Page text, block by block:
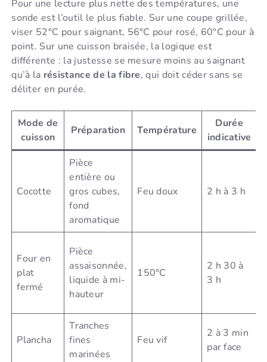
Pour une lecture plus nette des températures, une
sonde est l’outil le plus fiable. Sur une coupe grillée,
viser 52°C pour saignant, 56°C pour rosé, 60°C pour à
point. Sur une cuisson braisée, la logique est
différente : la justesse se mesure moins au saignant
qu’à la résistance de la fibre, qui doit céder sans se
déliter en purée.
Mode de
cuisson
Préparation Température
Durée
indicative
Cocotte
Pièce
entière ou
gros cubes,
fond
aromatique
Feu doux 2 h à 3 h
Four en
plat
fermé
Pièce
assaisonnée,
liquide à mi-
hauteur
150°C
2 h 30 à
3 h
Plancha
Tranches
fines
marinées
Feu vif
2 à 3 min
par face